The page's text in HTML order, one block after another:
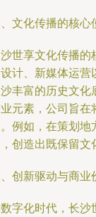
文化传播的核心
世享文化传播的
计、新媒体运营
丰富的历史文化
元素，公司旨在
例如，在策划地
创造出既保留文
创新驱动与商业
字化时代，长沙